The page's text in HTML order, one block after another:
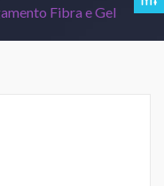
Fibra e Gel